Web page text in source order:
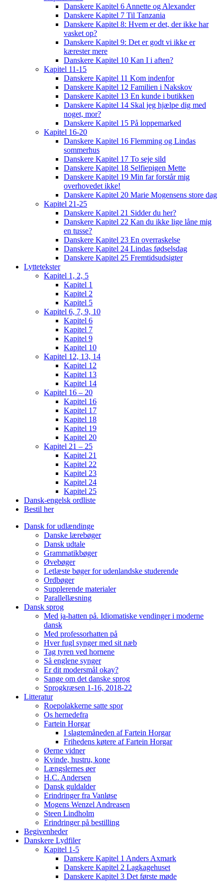
Danskere Kapitel 6 Annette og Alexander
Danskere Kapitel 7 Til Tanzania
Danskere Kapitel 8: Hvem er det, der ikke har
vasket op?
Danskere Kapitel 9: Det er godt vi ikke er
kærester mere
Danskere Kapitel 10 Kan I i aften?
Kapitel 11-15
Danskere Kapitel 11 Kom indenfor
Danskere Kapitel 12 Familien i Nakskov
Danskere Kapitel 13 En kunde i butikken
Danskere Kapitel 14 Skal jeg hjælpe dig med
noget, mor?
Danskere Kapitel 15 På loppemarked
Kapitel 16-20
Danskere Kapitel 16 Flemming og Lindas
sommerhus
Danskere Kapitel 17 To seje sild
Danskere Kapitel 18 Selfiepigen Mette
Danskere Kapitel 19 Min far forstår mig
overhovedet ikke!
Danskere Kapitel 20 Marie Mogensens store dag
Kapitel 21-25
Danskere Kapitel 21 Sidder du her?
Danskere Kapitel 22 Kan du ikke lige låne mig
en tusse?
Danskere Kapitel 23 En overraskelse
Danskere Kapitel 24 Lindas fødselsdag
Danskere Kapitel 25 Fremtidsudsigter
Lyttetekster
Kapitel 1, 2, 5
Kapitel 1
Kapitel 2
Kapitel 5
Kapitel 6, 7, 9, 10
Kapitel 6
Kapitel 7
Kapitel 9
Kapitel 10
Kapitel 12, 13, 14
Kapitel 12
Kapitel 13
Kapitel 14
Kapitel 16 – 20
Kapitel 16
Kapitel 17
Kapitel 18
Kapitel 19
Kapitel 20
Kapitel 21 – 25
Kapitel 21
Kapitel 22
Kapitel 23
Kapitel 24
Kapitel 25
Dansk-engelsk ordliste
Bestil her
Dansk for udlændinge
Danske lærebøger
Dansk udtale
Grammatikbøger
Øvebøger
Letlæste bøger for udenlandske studerende
Ordbøger
Supplerende materialer
Parallellæsning
Dansk sprog
Med ja-hatten på. Idiomatiske vendinger i moderne
dansk
Med professorhatten på
Hver fugl synger med sit næb
Tag tyren ved hornene
Så englene synger
Er dit modersmål okay?
Sange om det danske sprog
Sprogkræsen 1-16, 2018-22
Litteratur
Roepolakkerne satte spor
Os hernedefra
Fartein Horgar
I slagtemåneden af Fartein Horgar
Frihedens køtere af Fartein Horgar
Øerne vidner
Kvinde, hustru, kone
Længslernes øer
H.C. Andersen
Dansk guldalder
Erindringer fra Vanløse
Mogens Wenzel Andreasen
Steen Lindholm
Erindringer på bestilling
Begivenheder
Danskere Lydfiler
Kapitel 1-5
Danskere Kapitel 1 Anders Axmark
Danskere Kapitel 2 Lagkagehuset
Danskere Kapitel 3 Det første møde